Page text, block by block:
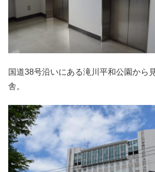
国道38号沿いにある滝川平和公園から
舎。